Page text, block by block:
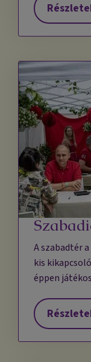
A szabadtér
kis
éppen